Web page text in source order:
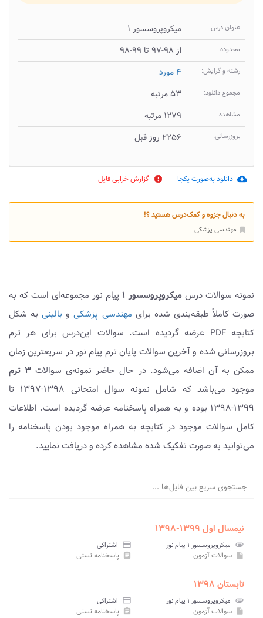
عنوان درس: میکروپروسسور ۱
محدوده: از ۹۸-۹۷ تا ۹۹-۹۸
رشته و گرایش: ۴ مورد
مجموع دانلود: ۵۳ مرتبه
مشاهده: ۱۲۷۹ مرتبه
بروزرسانی: ۲۲۵۶ روز قبل
cloud_download دانلود به‌صورت یکجا report گزارش خرابی فایل
به دنبال جزوه و کمک‌درس هستید ؟!
مهندسی پزشکی
نمونه سوالات درس میکروپروسسور ۱
پیام نور مجموعه‌ای است که به
صورت کاملاً طبقه‌بندی شده برای مهندسی پزشکیو بالینیبه شکل
کتابچه PDF عرضه گردیده است. سوالات این‌درس برای هر ترم
بروزرسانی شده و آخرین سوالات پایان ترم پیام نور در سریعترین زمان
ممکن به آن اضافه می‌شود. در حال حاضر نمونه‌ی سوالات ۳ ترم
موجود می‌باشد که شامل نمونه سوال امتحانی ۱۳۹۸-۱۳۹۷ تا
۱۳۹۹-۱۳۹۸ بوده و به همراه پاسخنامه عرضه گردیده است. اطلاعات
کامل سوالات موجود در کتابچه به همراه موجود بودن پاسخنامه را
می‌توانید به صورت تفکیک شده مشاهده کرده و دریافت نمایید.
جستجوی سریع بین فایل‌ها ...
نیمسال اول ۱۳۹۹-۱۳۹۸
attachment میکروپروسسور ۱ پیام نور credit_card اشتراکی
insert_drive_file سوالات آزمون assignment پاسخنامه تستی
تابستان ۱۳۹۸
attachment میکروپروسسور ۱ پیام نور credit_card اشتراکی
insert_drive_file سوالات آزمون assignment پاسخنامه تستی